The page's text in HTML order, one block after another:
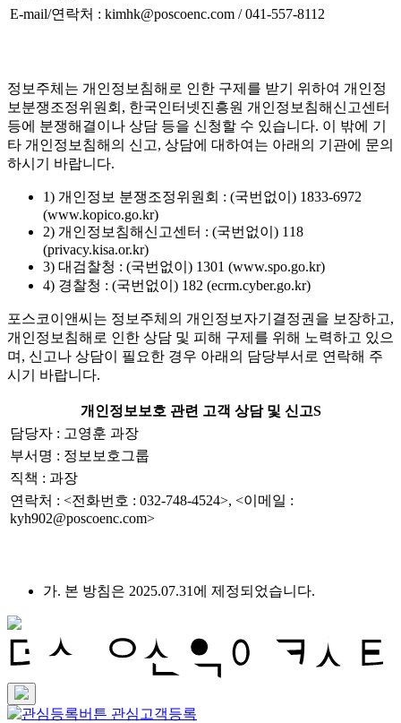
E-mail/연락처 : kimhk@poscoenc.com / 041-557-8112
정보주체는 개인정보침해로 인한 구제를 받기 위하여 개인정
보분쟁조정위원회, 한국인터넷진흥원 개인정보침해신고센터
등에 분쟁해결이나 상담 등을 신청할 수 있습니다. 이 밖에 기
타 개인정보침해의 신고, 상담에 대하여는 아래의 기관에 문의
하시기 바랍니다.
1) 개인정보 분쟁조정위원회 : (국번없이) 1833-6972
(www.kopico.go.kr)
2) 개인정보침해신고센터 : (국번없이) 118
(privacy.kisa.or.kr)
3) 대검찰청 : (국번없이) 1301 (www.spo.go.kr)
4) 경찰청 : (국번없이) 182 (ecrm.cyber.go.kr)
포스코이앤씨는 정보주체의 개인정보자기결정권을 보장하고,
개인정보침해로 인한 상담 및 피해 구제를 위해 노력하고 있으
며, 신고나 상담이 필요한 경우 아래의 담당부서로 연락해 주
시기 바랍니다.
개인정보보호 관련 고객 상담 및 신고S
담당자 : 고영훈 과장
부서명 : 정보보호그룹
직책 : 과장
연락처 : <전화번호 : 032-748-4524>, <이메일 :
kyh902@poscoenc.com>
가. 본 방침은 2025.07.31에 제정되었습니다.
관심고객등록